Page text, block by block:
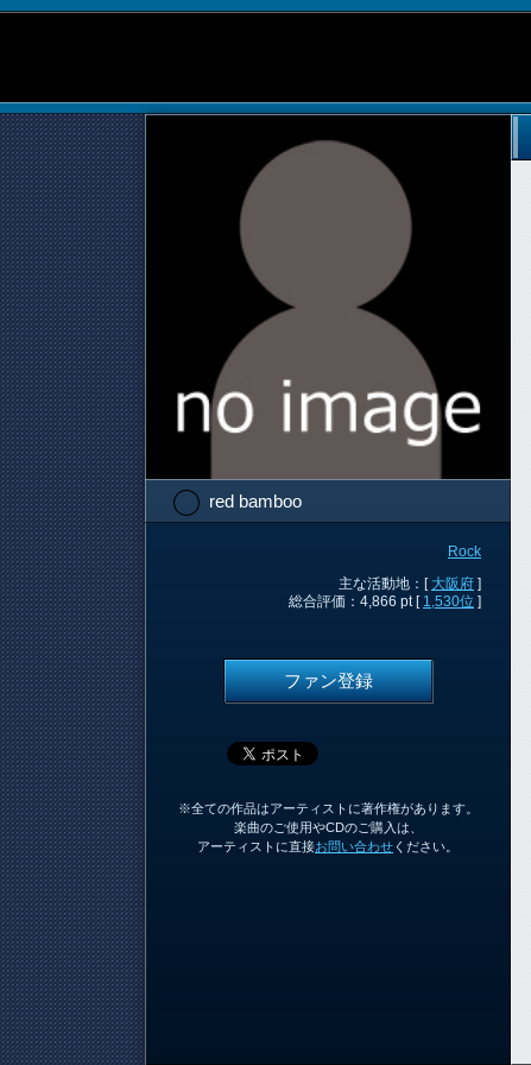
red bamboo
Rock
主な活動地：[ 大阪府 ]
総合評価：4,866 pt [ 1,530位 ]
ファン登録
※全ての作品はアーティストに著作権があります。
楽曲のご使用やCDのご購入は、
アーティストに直接お問い合わせ ください。